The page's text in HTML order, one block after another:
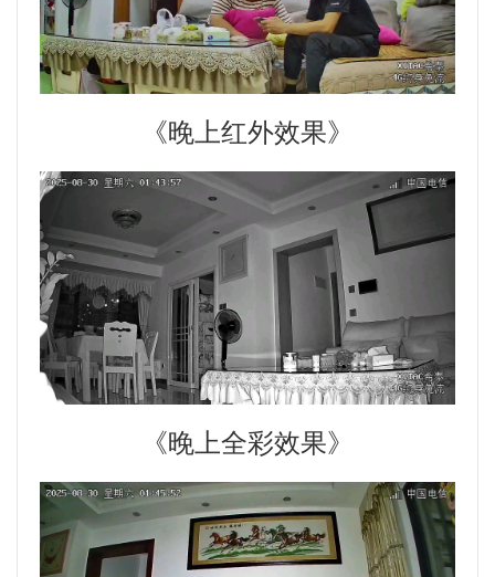
《晚上红外效果》
《晚上全彩效果》